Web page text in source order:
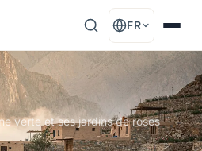
FR
verte et ses jardins de roses